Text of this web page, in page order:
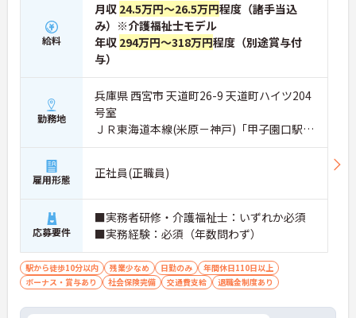
給料
月収 24.5万円～26.5万円程度（諸手当込
み）※介護福祉士モデル
年収 294万円～318万円程度（別途賞与付
与）
勤務地
兵庫県 西宮市 天道町26-9 天道町ハイツ204
号室
ＪＲ東海道本線(米原－神戸)「甲子園口駅」
徒歩9分
雇用形態 正社員(正職員)
応募要件
■実務者研修・介護福祉士：いずれか必須
■実務経験：必須（年数問わず）
駅から徒歩10分以内 残業少なめ 日勤のみ
年間休日110日以上
ボーナス・賞与あり
社会保険完備 交通費支給 退職金制度あり